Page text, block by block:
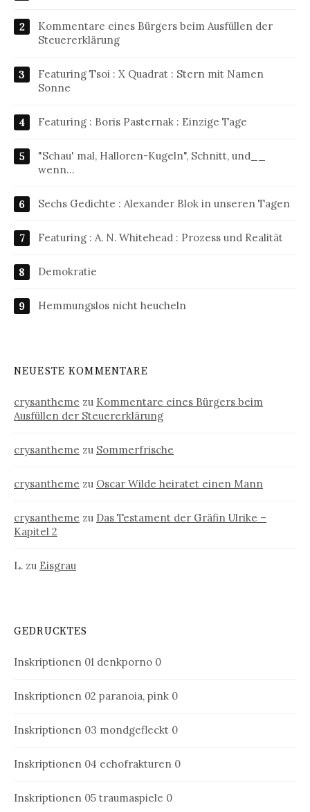
Kommentare eines Bürgers beim Ausfüllen der
Steuererklärung
Featuring Tsoi : X Quadrat : Stern mit Namen
Sonne
Featuring : Boris Pasternak : Einzige Tage
"Schau' mal, Halloren-Kugeln", Schnitt, und__
wenn…
Sechs Gedichte : Alexander Blok in unseren Tagen
Featuring : A. N. Whitehead : Prozess und Realität
Demokratie
Hemmungslos nicht heucheln
NEUESTE KOMMENTARE
crysantheme zu Kommentare eines Bürgers beim
Ausfüllen der Steuererklärung
crysantheme zu Sommerfrische
crysantheme zu Oscar Wilde heiratet einen Mann
crysantheme zu Das Testament der Gräfin Ulrike –
Kapitel 2
L. zu Eisgrau
GEDRUCKTES
Inskriptionen 01 denkporno 0
Inskriptionen 02 paranoia, pink 0
Inskriptionen 03 mondgefleckt 0
Inskriptionen 04 echofrakturen 0
Inskriptionen 05 traumaspiele 0